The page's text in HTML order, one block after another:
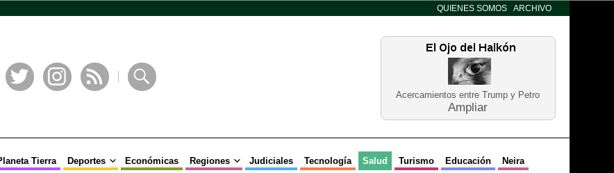
QUIENES SOMOS ARCHIVO
Acercamientos entre Trump y Petro
Ampliar
Tierra Deportes Económicas Regiones Judiciales Tecnología Salud Turismo Educación Neira